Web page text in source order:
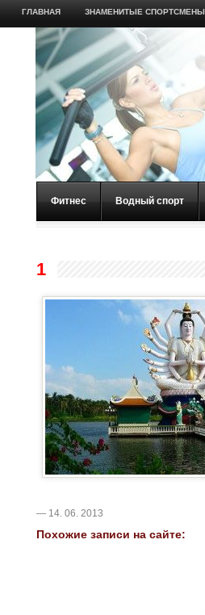
ГЛАВНАЯ ЗНАМЕНИТЫЕ СПОРТСМЕНЫ
Фитнес Водный спорт
1
— 14. 06. 2013
Похожие записи на сайте: